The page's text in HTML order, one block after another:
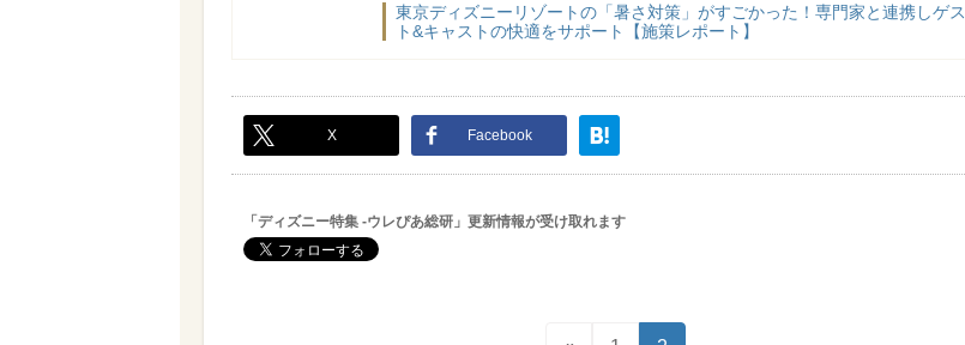
東京ディズニーリゾートの「暑さ対策」がすごかった！専門家と連携しゲス
ト&キャストの快適をサポート【施策レポート】
X Facebook
「ディズニー特集 -ウレぴあ総研」更新情報が受け取れます